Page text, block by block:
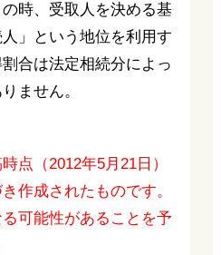
時、受取人を決める基
」という地位を利用す
合は法定相続分によっ
ません。
点（2012年5月21日）
作成されたものです。
可能性があることを予